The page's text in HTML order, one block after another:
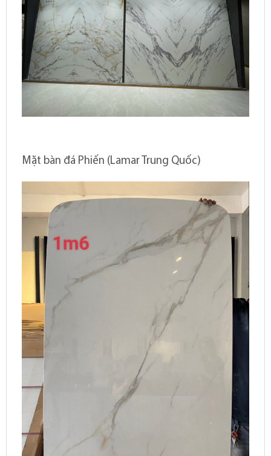
Mặt bàn đá Phiến (Lamar Trung Quốc)